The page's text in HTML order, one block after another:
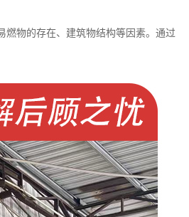
燃物的存在、建筑物结构等因素。通过